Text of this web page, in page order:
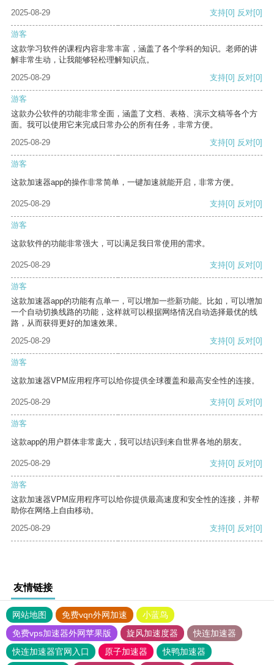
2025-08-29 支持[0] 反对[0]
游客
这款学习软件的课程内容非常丰富，涵盖了各个学科的知识。老师的讲
解非常生动，让我能够轻松理解知识点。
2025-08-29
支持[0] 反对[0]
游客
这款办公软件的功能非常全面，涵盖了文档、表格、演示文稿等各个方
面。我可以使用它来完成日常办公的所有任务，非常方便。
2025-08-29
支持[0] 反对[0]
游客
这款加速器app的操作非常简单，一键加速就能开启，非常方便。
2025-08-29 支持[0] 反对[0]
游客
这款软件的功能非常强大，可以满足我日常使用的需求。
2025-08-29 支持[0] 反对[0]
游客
这款加速器app的功能有点单一，可以增加一些新功能。比如，可以增加
一个自动切换线路的功能，这样就可以根据网络情况自动选择最优的线
路，从而获得更好的加速效果。
2025-08-29
支持[0] 反对[0]
游客
这款加速器VPM应用程序可以给你提供全球覆盖和最高安全性的连接。
2025-08-29 支持[0] 反对[0]
游客
这款app的用户群体非常庞大，我可以结识到来自世界各地的朋友。
2025-08-29 支持[0] 反对[0]
游客
这款加速器VPM应用程序可以给你提供最高速度和安全性的连接，并帮
助你在网络上自由移动。
2025-08-29
支持[0] 反对[0]
友情链接
网站地图 免费vqn外网加速
小蓝鸟
免费vps加速器外网苹果版
旋风加速度器
快连加速器
快连加速器官网入口
原子加速器 快鸭加速器